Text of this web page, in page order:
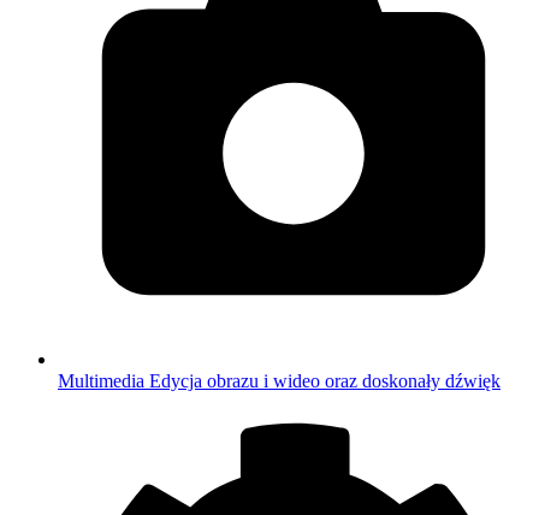
Multimedia Edycja obrazu i wideo oraz doskonały dźwięk